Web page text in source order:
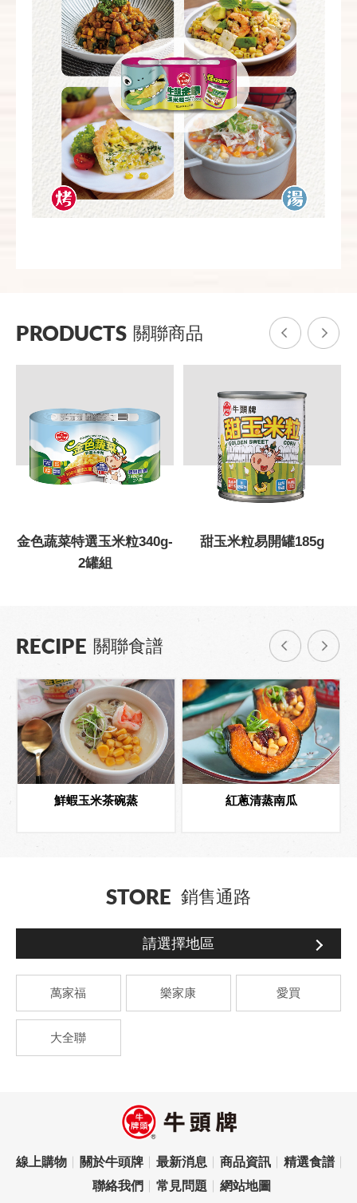
PRODUCTS 關聯商品
金色蔬菜特選玉米粒340g-
2罐組
甜玉米粒易開罐185g
RECIPE 關聯食譜
鮮蝦玉米茶碗蒸 紅蔥清蒸南瓜
STORE 銷售通路
請選擇地區
萬家福 樂家康 愛買
大全聯
線上購物 關於牛頭牌 最新消息 商品資訊
精選食譜
聯絡我們
常見問題 網站地圖